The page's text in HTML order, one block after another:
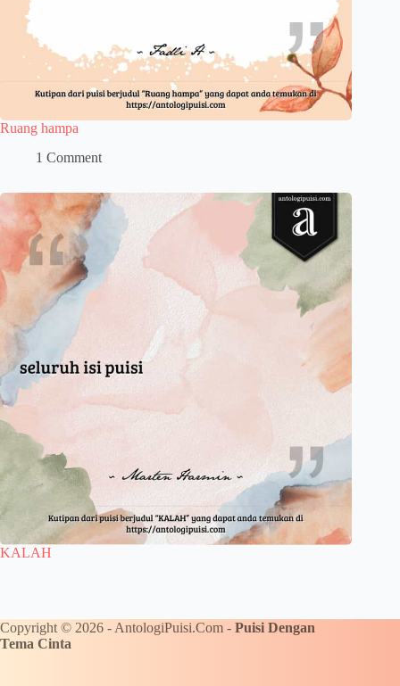
Ruang hampa
1 Comment
KALAH
Copyright © 2026 - AntologiPuisi.Com - Puisi Dengan
Tema Cinta